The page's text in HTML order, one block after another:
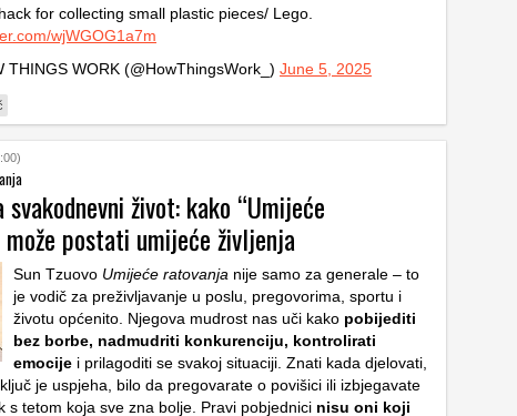
for collecting small plastic pieces/ Lego.
wjWGOG1a7m
WORK (@HowThingsWork_) June 5, 2025
svakodnevni život: kako “Umijeće
može postati umijeće življenja
Sun Tzuovo Umijeće ratovanja nije samo za generale – to
je vodič za preživljavanje u poslu, pregovorima, sportu i
životu općenito. Njegova mudrost nas uči kako pobijediti
bez borbe, nadmudriti konkurenciju, kontrolirati
emocije i prilagoditi se svakoj situaciji. Znati kada djelovati,
je uspjeha, bilo da pregovarate o povišici ili izbjegavate
s tetom koja sve zna bolje. Pravi pobjednici nisu oni koji